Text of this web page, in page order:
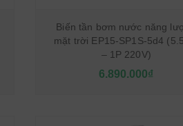
Biến tần bơm nước năng
mặt trời EP15-SP1S-5d4
– 1P 220V)
6.890.000₫